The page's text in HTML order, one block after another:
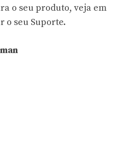
o seu produto, veja em
o seu Suporte.